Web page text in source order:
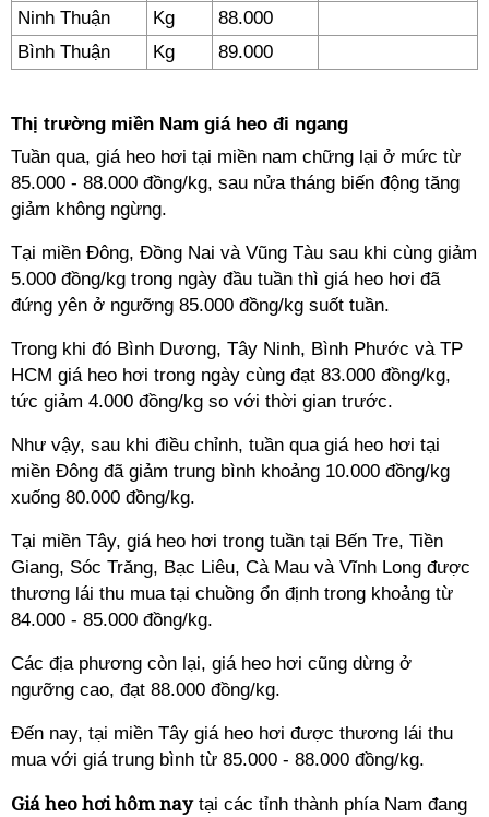
Ninh Thuận Kg
88.000
Bình Thuận
Kg 89.000
Thị trường miền Nam giá heo đi ngang
Tuần qua, giá heo hơi tại miền nam chững lại ở mức từ
85.000 - 88.000 đồng/kg, sau nửa tháng biến động tăng
giảm không ngừng.
Tại miền Đông, Đồng Nai và Vũng Tàu sau khi cùng giảm
5.000 đồng/kg trong ngày đầu tuần thì giá heo hơi đã
đứng yên ở ngưỡng 85.000 đồng/kg suốt tuần.
Trong khi đó Bình Dương, Tây Ninh, Bình Phước và TP
HCM giá heo hơi trong ngày cùng đạt 83.000 đồng/kg,
tức giảm 4.000 đồng/kg so với thời gian trước.
Như vậy, sau khi điều chỉnh, tuần qua giá heo hơi tại
miền Đông đã giảm trung bình khoảng 10.000 đồng/kg
xuống 80.000 đồng/kg.
Tại miền Tây, giá heo hơi trong tuần tại Bến Tre, Tiền
Giang, Sóc Trăng, Bạc Liêu, Cà Mau và Vĩnh Long được
thương lái thu mua tại chuồng ổn định trong khoảng từ
84.000 - 85.000 đồng/kg.
Các địa phương còn lại, giá heo hơi cũng dừng ở
ngưỡng cao, đạt 88.000 đồng/kg.
Đến nay, tại miền Tây giá heo hơi được thương lái thu
mua với giá trung bình từ 85.000 - 88.000 đồng/kg.
Giá heo hơi hôm naytại các tỉnh thành phía Nam đang